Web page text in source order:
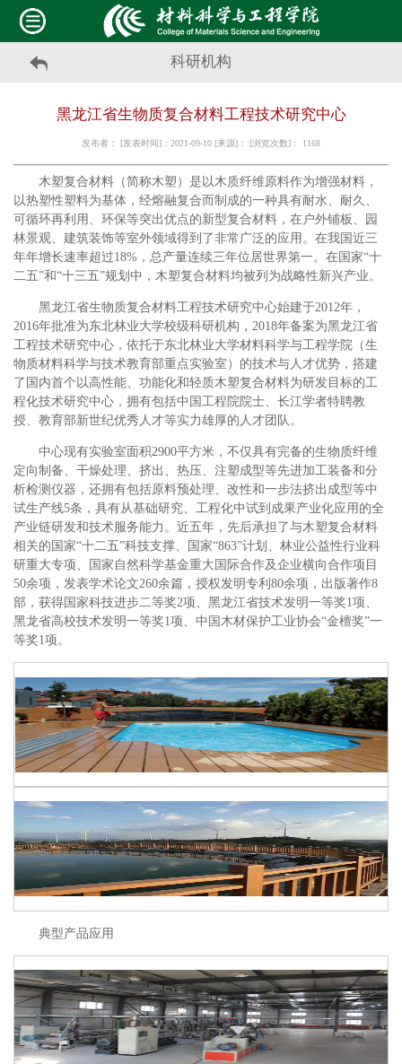
科研机构
黑龙江省生物质复合材料工程技术研究中心
发布者： [发表时间]：2021-09-10 [来源]： [浏览次数]： 1168
木塑复合材料（简称木塑）是以木质纤维原料作为增强材料，
以热塑性塑料为基体，经熔融复合而制成的一种具有耐水、耐久、
可循环再利用、环保等突出优点的新型复合材料，在户外铺板、园
林景观、建筑装饰等室外领域得到了非常广泛的应用。在我国近三
年年增长速率超过18%，总产量连续三年位居世界第一。在国家“十
二五”和“十三五”规划中，木塑复合材料均被列为战略性新兴产业。
黑龙江省生物质复合材料工程技术研究中心始建于2012年，
2016年批准为东北林业大学校级科研机构，2018年备案为黑龙江省
工程技术研究中心，依托于东北林业大学材料科学与工程学院（生
物质材料科学与技术教育部重点实验室）的技术与人才优势，搭建
了国内首个以高性能、功能化和轻质木塑复合材料为研发目标的工
程化技术研究中心，拥有包括中国工程院院士、长江学者特聘教
授、教育部新世纪优秀人才等实力雄厚的人才团队。
中心现有实验室面积2900平方米，不仅具有完备的生物质纤维
定向制备、干燥处理、挤出、热压、注塑成型等先进加工装备和分
析检测仪器，还拥有包括原料预处理、改性和一步法挤出成型等中
试生产线5条，具有从基础研究、工程化中试到成果产业化应用的全
产业链研发和技术服务能力。近五年，先后承担了与木塑复合材料
相关的国家“十二五”科技支撑、国家“863”计划、林业公益性行业科
研重大专项、国家自然科学基金重大国际合作及企业横向合作项目
50余项，发表学术论文260余篇，授权发明专利80余项，出版著作8
部，获得国家科技进步二等奖2项、黑龙江省技术发明一等奖1项、
黑龙省高校技术发明一等奖1项、中国木材保护工业协会“金檀奖”一
等奖1项。
典型产品应用